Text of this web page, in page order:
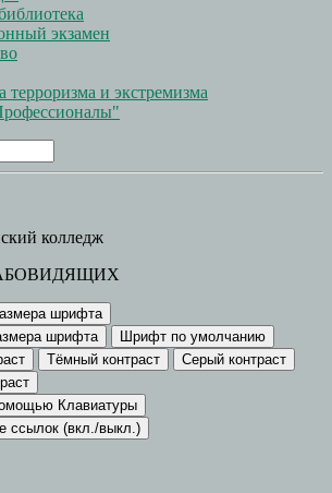
экзамен
терроризма и экстремизма
колледж
шрифта
шрифта
Шрифт по умолчанию
Тёмный контраст
Серый контраст
Клавиатуры
ссылок (вкл./выкл.)